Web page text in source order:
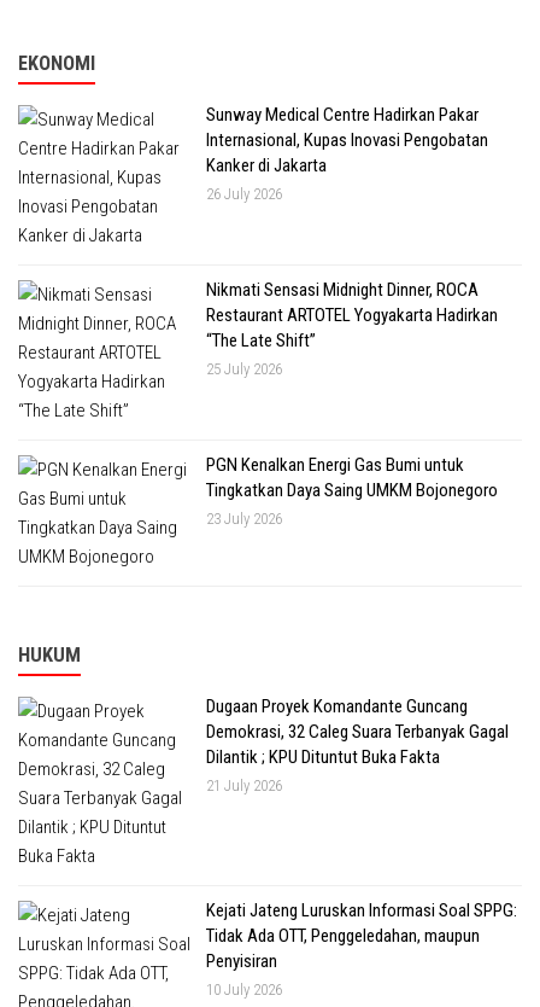
EKONOMI
Sunway Medical Centre Hadirkan Pakar
Internasional, Kupas Inovasi Pengobatan
Kanker di Jakarta
26 July 2026
Nikmati Sensasi Midnight Dinner, ROCA
Restaurant ARTOTEL Yogyakarta Hadirkan
“The Late Shift”
25 July 2026
PGN Kenalkan Energi Gas Bumi untuk
Tingkatkan Daya Saing UMKM Bojonegoro
23 July 2026
HUKUM
Dugaan Proyek Komandante Guncang
Demokrasi, 32 Caleg Suara Terbanyak Gagal
Dilantik ; KPU Dituntut Buka Fakta
21 July 2026
Kejati Jateng Luruskan Informasi Soal SPPG:
Tidak Ada OTT, Penggeledahan, maupun
Penyisiran
10 July 2026